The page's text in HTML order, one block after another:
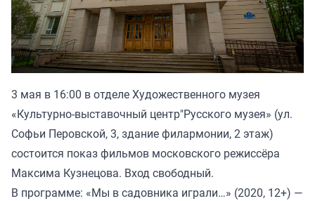
3 мая в 16:00 в отделе Художественного музея
«Культурно-выставочный центр"Русского музея» (ул.
Софьи Перовской, 3, здание филармонии, 2 этаж)
состоится показ фильмов московского режиссёра
Максима Кузнецова. Вход свободный.
В программе: «Мы в садовника играли…» (2020, 12+) —